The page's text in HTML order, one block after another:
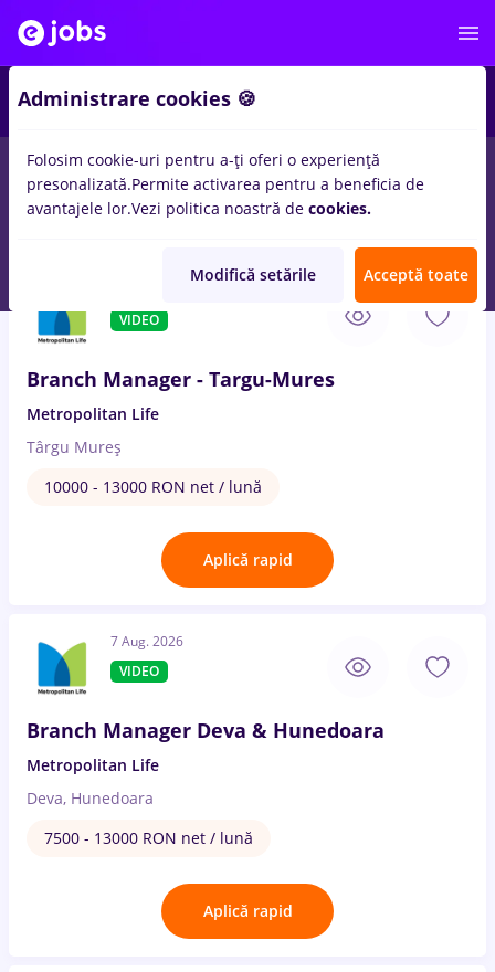
Salarii Remote (de acasă) București Cluj-
VIDEO
Branch Manager - Targu-Mures
Metropolitan Life
Târgu Mureș
10000 - 13000 RON net / lună
Aplică rapid
7 Aug. 2026
VIDEO
Branch Manager Deva & Hunedoara
Metropolitan Life
Deva, Hunedoara
7500 - 13000 RON net / lună
Aplică rapid
Administrare cookies 🍪
Folosim cookie-uri pentru a-ți oferi o experiență
presonalizată.Permite activarea pentru a beneficia de
avantajele lor.Vezi politica noastră de cookies.
Modifică setările Acceptă toate